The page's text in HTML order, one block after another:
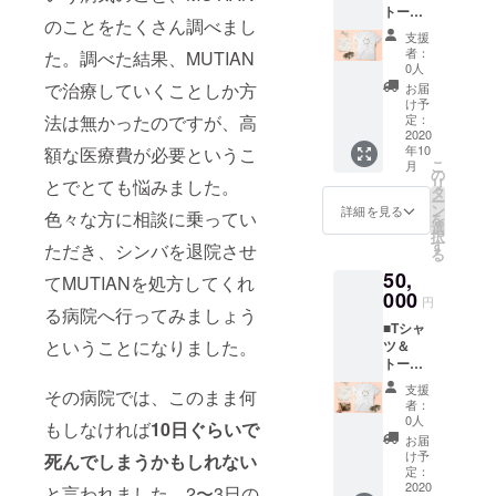
のことをたくさん調べまし
た。調べた結果、MUTIAN
で治療していくことしか方
法は無かったのですが、高
額な医療費が必要というこ
とでとても悩みました。
色々な方に相談に乗ってい
ただき、シンバを退院させ
てMUTIANを処方してくれ
る病院へ行ってみましょう
ということになりました。
その病院では、このまま何
もしなければ10日ぐらいで
死んでしまうかもしれない
※備考欄
にサイ
ズを明
記くだ
さい。
XLより
お選び
くださ
い） ・
トート
バッグ
※ご指定
の住所
へお送
りさせ
ていた
だきま
的で使
用する
ことは
ありま
せん。
※備考欄
にサイ
ズを明
記くだ
さい。
トート
バッグ
＆コー
スター
感謝の
気持ち
を込め
て、T
シャツ
＆トー
トバッ
グ＆
コース
ターを
させて
いただ
きま
す。 ・
お礼の
おてが
み ・T
シャツ
（S・
M・L・
XLより
お選び
くださ
支援
者：
0人
お届
け予
定：
2020
年10
月
詳細を見る
こ
の
リ
タ
ー
ン
を
選
択
す
る
50,
000 円
■Tシャ
ツ＆
トート
バッグ
＆コー
スター
＆ポス
トカー
の気持
支援
者：
0人
お届
け予
定：
2020